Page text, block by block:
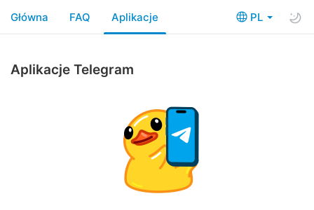
PL
Główna FAQ Aplikacje
Aplikacje Telegram